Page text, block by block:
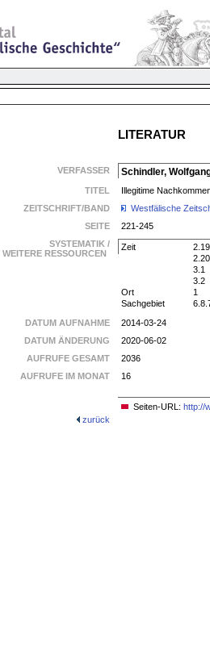
LITERATUR
VERFASSER Schindler,
TITEL
Illegitime
ZEITSCHRIFT/BAND
Westfälische
SEITE
221-245
SYSTEMATIK /
WEITERE RESSOURCEN
Zeit
2.19
2.20
3.1
3.2
Ort
1
Sachgebiet
DATUM AUFNAHME
2014-03-24
DATUM ÄNDERUNG
2020-06-02
AUFRUFE GESAMT
2036
AUFRUFE IM MONAT
16
Seiten-URL: http://
zurück